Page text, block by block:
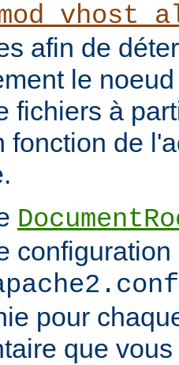
afin de
le
fichiers à
fonction de
pour
que